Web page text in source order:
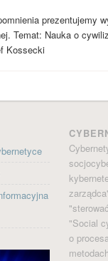
prezentujemy
Temat: Nauka o
Kossecki
"Social
o